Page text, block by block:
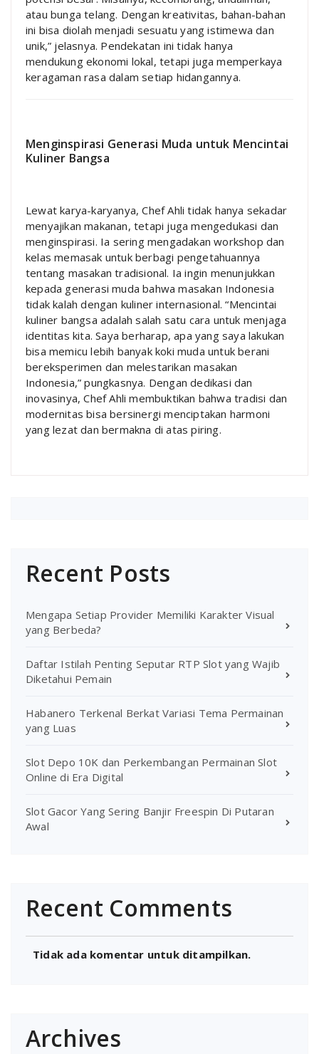
atau bunga telang. Dengan kreativitas, bahan-bahan
ini bisa diolah menjadi sesuatu yang istimewa dan
unik,” jelasnya. Pendekatan ini tidak hanya
mendukung ekonomi lokal, tetapi juga memperkaya
keragaman rasa dalam setiap hidangannya.
Menginspirasi Generasi Muda untuk Mencintai
Kuliner Bangsa
Lewat karya-karyanya, Chef Ahli tidak hanya sekadar
menyajikan makanan, tetapi juga mengedukasi dan
menginspirasi. Ia sering mengadakan workshop dan
kelas memasak untuk berbagi pengetahuannya
tentang masakan tradisional. Ia ingin menunjukkan
kepada generasi muda bahwa masakan Indonesia
tidak kalah dengan kuliner internasional. “Mencintai
kuliner bangsa adalah salah satu cara untuk menjaga
identitas kita. Saya berharap, apa yang saya lakukan
bisa memicu lebih banyak koki muda untuk berani
bereksperimen dan melestarikan masakan
Indonesia,” pungkasnya. Dengan dedikasi dan
inovasinya, Chef Ahli membuktikan bahwa tradisi dan
modernitas bisa bersinergi menciptakan harmoni
yang lezat dan bermakna di atas piring.
Recent Posts
Mengapa Setiap Provider Memiliki Karakter Visual
yang Berbeda?
Daftar Istilah Penting Seputar RTP Slot yang Wajib
Diketahui Pemain
Habanero Terkenal Berkat Variasi Tema Permainan
yang Luas
Slot Depo 10K dan Perkembangan Permainan Slot
Online di Era Digital
Slot Gacor Yang Sering Banjir Freespin Di Putaran
Awal
Recent Comments
Tidak ada komentar untuk ditampilkan.
Archives